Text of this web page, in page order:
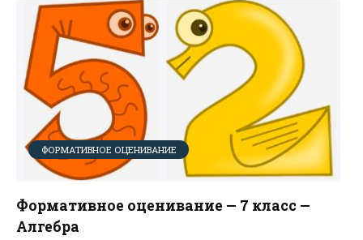
ФОРМАТИВНОЕ ОЦЕНИВАНИЕ
Формативное оценивание — 7 класс —
Алгебра